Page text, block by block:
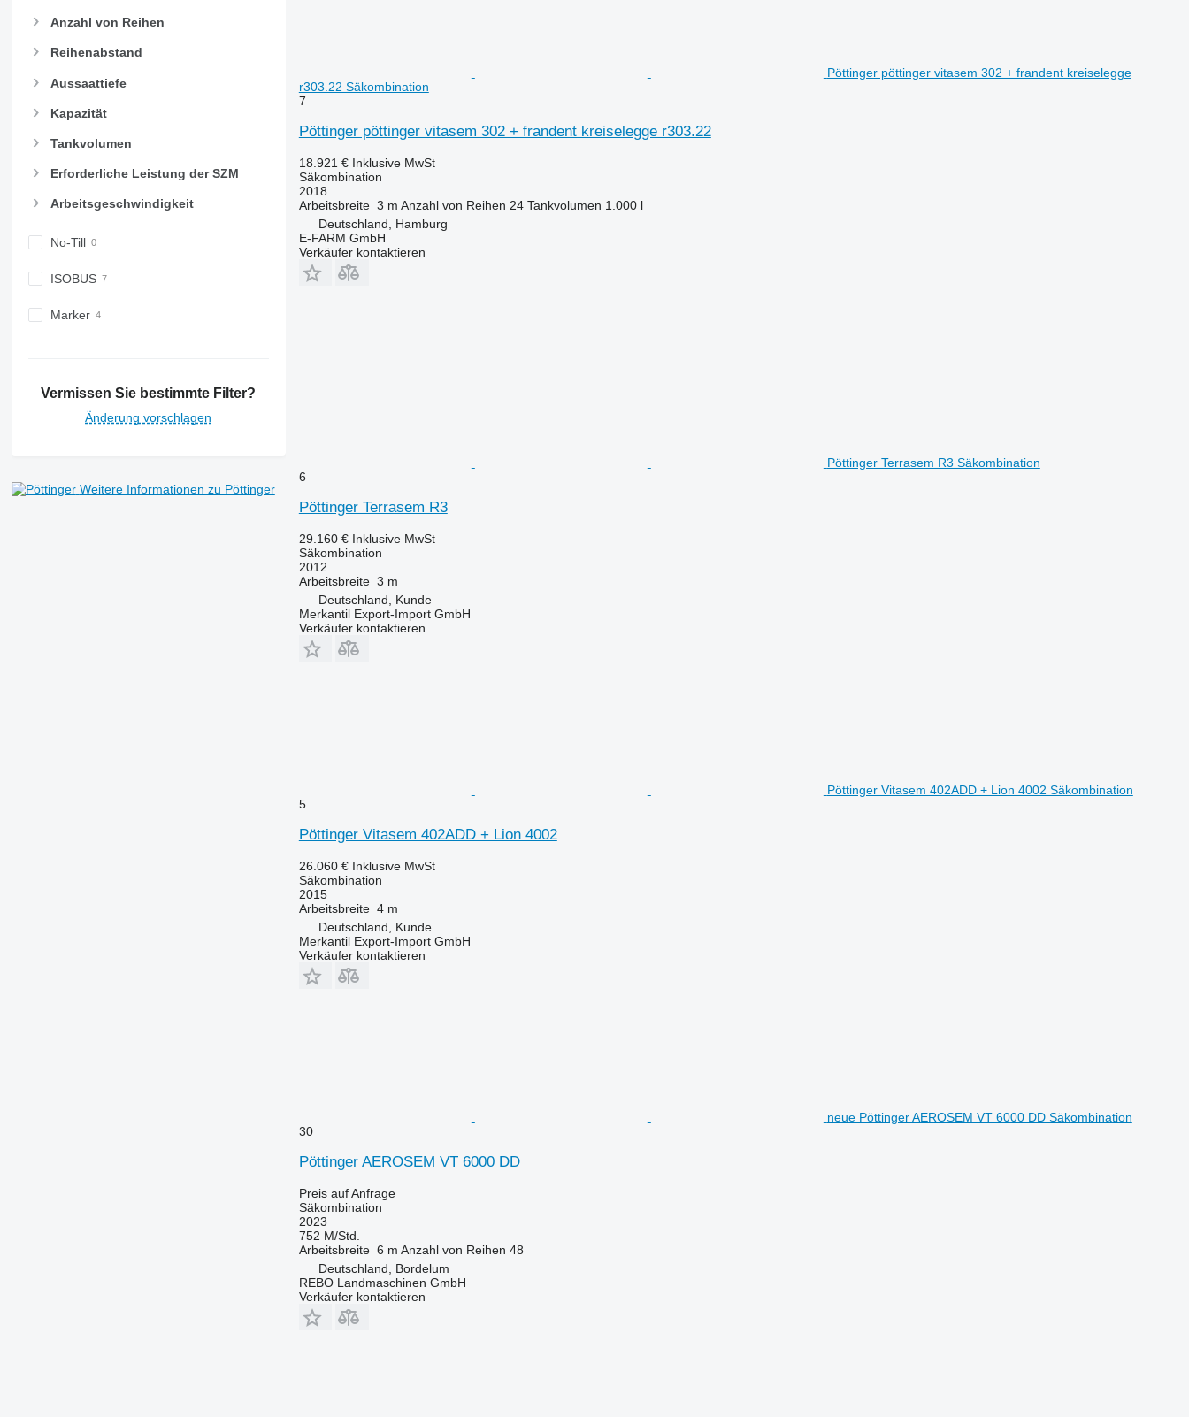
Anzahl von Reihen
Reihenabstand
Aussaattiefe
Kapazität
Tankvolumen
Erforderliche Leistung der SZM
Arbeitsgeschwindigkeit
No-Till
ISOBUS
Marker
Vermissen Sie bestimmte Filter?
Änderung vorschlagen
Weitere Informationen zu Pöttinger
Pöttinger pöttinger vitasem 302 + frandent kreiselegge
r303.22 Säkombination
7
Pöttinger pöttinger vitasem 302 + frandent kreiselegge r303.22
18.921 € Inklusive MwSt
Säkombination
2018
Arbeitsbreite 3 m Anzahl von Reihen 24 Tankvolumen 1.000 l
Deutschland, Hamburg
E-FARM GmbH
Verkäufer kontaktieren
Pöttinger Terrasem R3 Säkombination
6
Pöttinger Terrasem R3
29.160 € Inklusive MwSt
Säkombination
2012
Arbeitsbreite 3 m
Deutschland, Kunde
Merkantil Export-Import GmbH
Verkäufer kontaktieren
Pöttinger Vitasem 402ADD + Lion 4002 Säkombination
5
Pöttinger Vitasem 402ADD + Lion 4002
26.060 € Inklusive MwSt
Säkombination
2015
Arbeitsbreite 4 m
Deutschland, Kunde
Merkantil Export-Import GmbH
Verkäufer kontaktieren
neue Pöttinger AEROSEM VT 6000 DD Säkombination
30
Pöttinger AEROSEM VT 6000 DD
Preis auf Anfrage
Säkombination
2023
752 M/Std.
Arbeitsbreite 6 m Anzahl von Reihen 48
Deutschland, Bordelum
REBO Landmaschinen GmbH
Verkäufer kontaktieren